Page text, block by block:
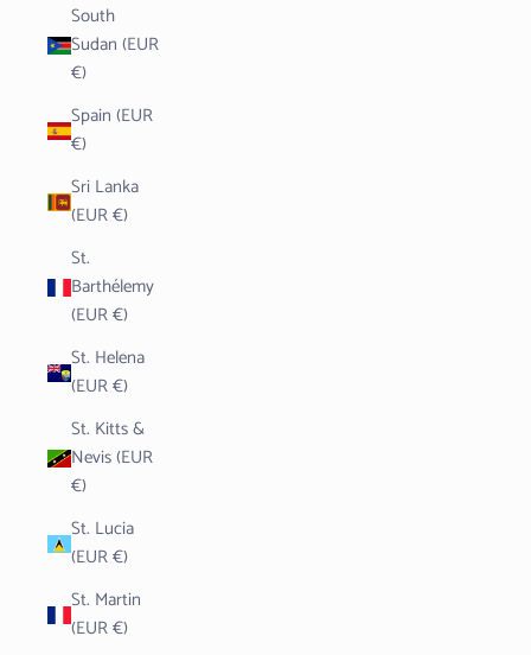
South
Sudan (EUR
€)
Spain (EUR
€)
Sri Lanka
(EUR €)
St.
Barthélemy
(EUR €)
St. Helena
(EUR €)
St. Kitts &
Nevis (EUR
€)
St. Lucia
(EUR €)
St. Martin
(EUR €)